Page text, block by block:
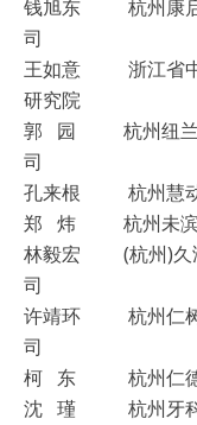
钱旭东 杭州康启
司
王如意 浙江省中
研究院
郭 园 杭州纽兰
司
孔来根 杭州慧动
郑 炜 杭州未滨
林毅宏 (杭州)久
司
许靖环 杭州仁树
司
柯 东 杭州仁德
沈 瑾 杭州牙科